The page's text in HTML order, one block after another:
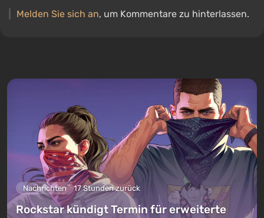
Melden Sie sich an, um Kommentare zu hinterlassen.
Nachrichten 17 Stunden zurück
Rockstar kündigt Termin für erweiterte